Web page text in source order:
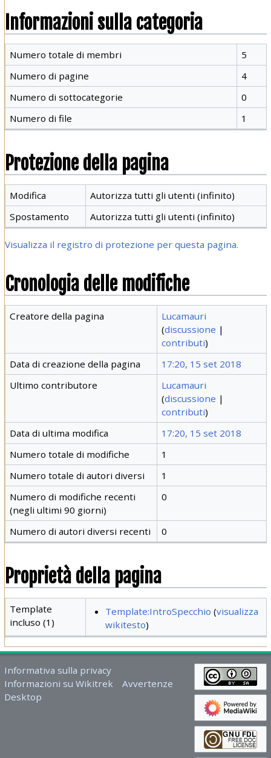
Informazioni sulla categoria
Numero totale di membri
5
Numero di pagine
4
Numero di sottocategorie
0
Numero di file
1
Protezione della pagina
Modifica
Autorizza tutti gli utenti (infinito)
Spostamento
Autorizza tutti gli utenti (infinito)
Visualizza il registro di protezione per questa pagina.
Cronologia delle modifiche
Creatore della pagina
Lucamauri
(discussione |
contributi)
Data di creazione della pagina
17:20, 15 set 2018
Ultimo contributore
Lucamauri
(discussione |
contributi)
Data di ultima modifica
17:20, 15 set 2018
Numero totale di modifiche
1
Numero totale di autori diversi
1
Numero di modifiche recenti
(negli ultimi 90 giorni)
0
Numero di autori diversi recenti 0
Proprietà della pagina
Template
incluso (1)
Template:IntroSpecchio (visualizza
wikitesto)
Informativa sulla privacy
Informazioni su Wikitrek
Avvertenze
Desktop